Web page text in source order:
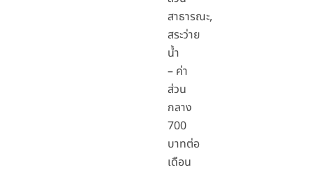
สาธารณะ,
สระว่าย
น้ำ
– ค่า
ส่วน
กลาง
700
บาทต่อ
เดือน